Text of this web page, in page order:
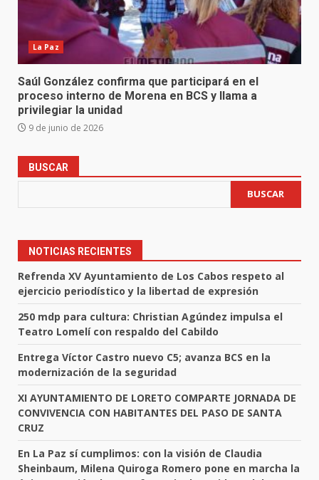
La Paz
Saúl González confirma que participará en el
proceso interno de Morena en BCS y llama a
privilegiar la unidad
9 de junio de 2026
BUSCAR
BUSCAR
NOTICIAS RECIENTES
Refrenda XV Ayuntamiento de Los Cabos respeto al
ejercicio periodístico y la libertad de expresión
250 mdp para cultura: Christian Agúndez impulsa el
Teatro Lomelí con respaldo del Cabildo
Entrega Víctor Castro nuevo C5; avanza BCS en la
modernización de la seguridad
XI AYUNTAMIENTO DE LORETO COMPARTE JORNADA DE
CONVIVENCIA CON HABITANTES DEL PASO DE SANTA
CRUZ
En La Paz sí cumplimos: con la visión de Claudia
Sheinbaum, Milena Quiroga Romero pone en marcha la